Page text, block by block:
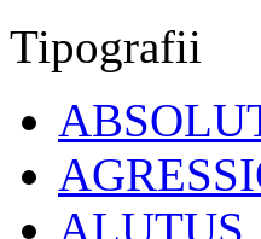
Tipografii